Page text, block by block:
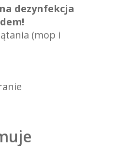
dezynfekcja
(mop i